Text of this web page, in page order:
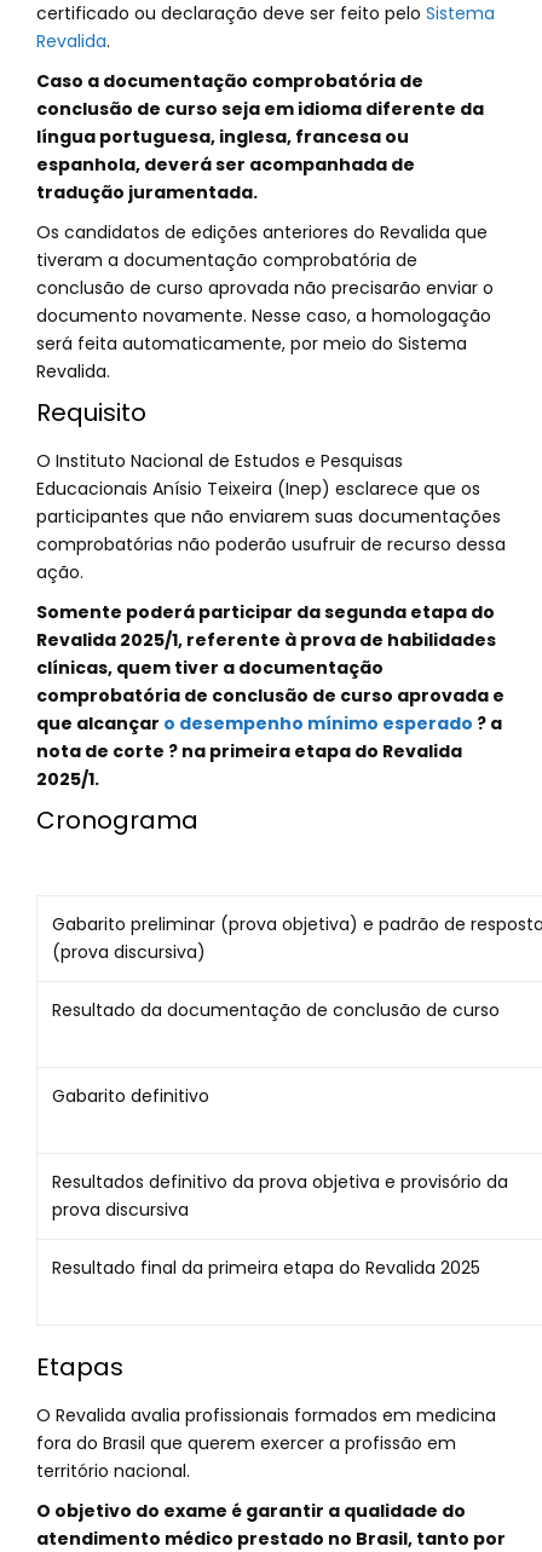
certificado ou declaração deve ser feito pelo Sistema
Revalida.
Caso a documentação comprobatória de
conclusão de curso seja em idioma diferente da
língua portuguesa, inglesa, francesa ou
espanhola, deverá ser acompanhada de
tradução juramentada.
Os candidatos de edições anteriores do Revalida que
tiveram a documentação comprobatória de
conclusão de curso aprovada não precisarão enviar o
documento novamente. Nesse caso, a homologação
será feita automaticamente, por meio do Sistema
Revalida.
Requisito
O Instituto Nacional de Estudos e Pesquisas
Educacionais Anísio Teixeira (Inep) esclarece que os
participantes que não enviarem suas documentações
comprobatórias não poderão usufruir de recurso dessa
ação.
Somente poderá participar da segunda etapa do
Revalida 2025/1, referente à prova de habilidades
clínicas, quem tiver a documentação
comprobatória de conclusão de curso aprovada e
que alcançar o desempenho mínimo esperado ? a
nota de corte ? na primeira etapa do Revalida
2025/1.
Cronograma
Gabarito preliminar (prova objetiva) e padrão de
(prova discursiva)
Resultado da documentação de conclusão de curso
Gabarito definitivo
Resultados definitivo da prova objetiva e provisório da
prova discursiva
Resultado final da primeira etapa do Revalida 2025
Etapas
O Revalida avalia profissionais formados em medicina
fora do Brasil que querem exercer a profissão em
território nacional.
O objetivo do exame é garantir a qualidade do
atendimento médico prestado no Brasil, tanto por